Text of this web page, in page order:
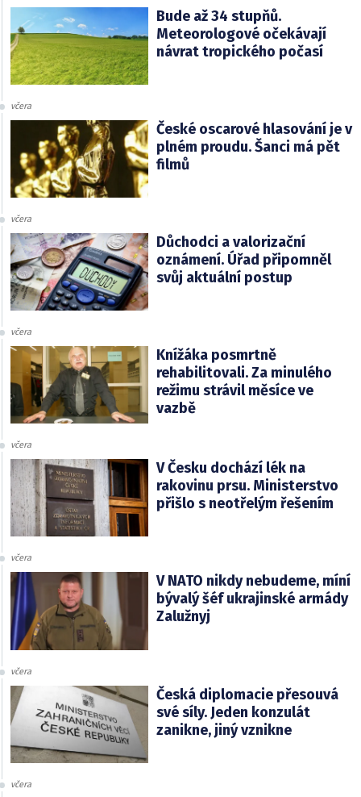
Bude až 34 stupňů.
Meteorologové očekávají
návrat tropického počasí
včera
České oscarové hlasování je v
plném proudu. Šanci má pět
filmů
včera
Důchodci a valorizační
oznámení. Úřad připomněl
svůj aktuální postup
včera
Knížáka posmrtně
rehabilitovali. Za minulého
režimu strávil měsíce ve
vazbě
včera
V Česku dochází lék na
rakovinu prsu. Ministerstvo
přišlo s neotřelým řešením
včera
V NATO nikdy nebudeme, míní
bývalý šéf ukrajinské armády
Zalužnyj
včera
Česká diplomacie přesouvá
své síly. Jeden konzulát
zanikne, jiný vznikne
včera